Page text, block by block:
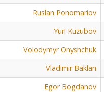
Ruslan Ponomariov
Yuri Kuzubov
Volodymyr Onyshchuk
Vladimir Baklan
Egor Bogdanov